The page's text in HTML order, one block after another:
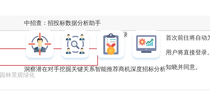
中招查：招投标数据分析助手
洞察潜在对手挖掘关键关系智能推荐商机深度招标分析
首次前往将自动
用户将直接登录
知晓并同意。
凯发k8登录
园林景观绿化